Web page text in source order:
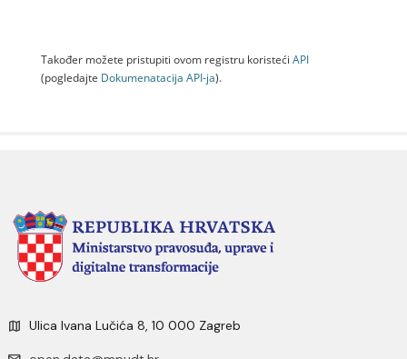
Također možete pristupiti ovom registru koristeći API
(pogledajte Dokumenаtаcijа API-jа).